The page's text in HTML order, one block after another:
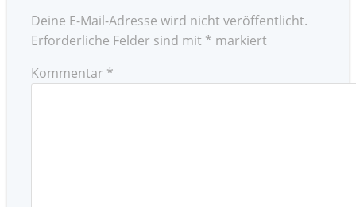
Deine E-Mail-Adresse wird nicht veröffentlicht.
Erforderliche Felder sind mit * markiert
Kommentar *